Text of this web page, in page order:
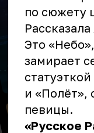
по сюжету
Это
замирает
и «Полёт»,
певицы.
«Русское